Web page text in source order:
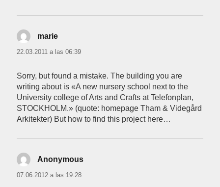
marie
22.03.2011 a las 06:39
Sorry, but found a mistake. The building you are
writing about is «A new nursery school next to the
University college of Arts and Crafts at Telefonplan,
STOCKHOLM.» (quote: homepage Tham & Videgård
Arkitekter) But how to find this project here…
Anonymous
07.06.2012 a las 19:28